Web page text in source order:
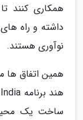
همکاری کنند
داشته و راه
نوآوری هستند.
ساخت یک